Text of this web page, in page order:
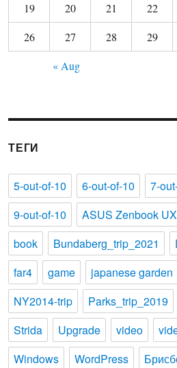
19 20 21 22
26
27 28 29
« Aug
ТЕГИ
5-out-of-10 6-out-of-10 7-
9-out-of-10
ASUS Zenbook
book
Bundaberg_trip_2021
far4
game japanese garden
NY2014-trip
Parks_trip_2019
Strida
Upgrade video
Windows
WordPress